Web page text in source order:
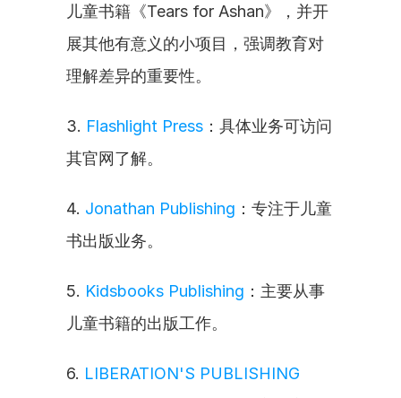
儿童书籍《Tears for Ashan》，并开
展其他有意义的小项目，强调教育对
理解差异的重要性。
3. Flashlight Press ：具体业务可访问
其官网了解。
4. Jonathan Publishing ：专注于儿童
书出版业务。
5. Kidsbooks Publishing ：主要从事
儿童书籍的出版工作。
6. LIBERATION'S PUBLISHING